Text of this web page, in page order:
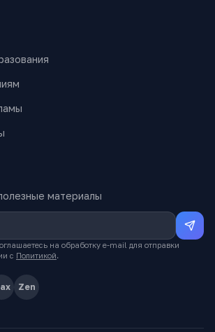
материалы
на обработку e-mail для отправки
с Политикой.
Zen